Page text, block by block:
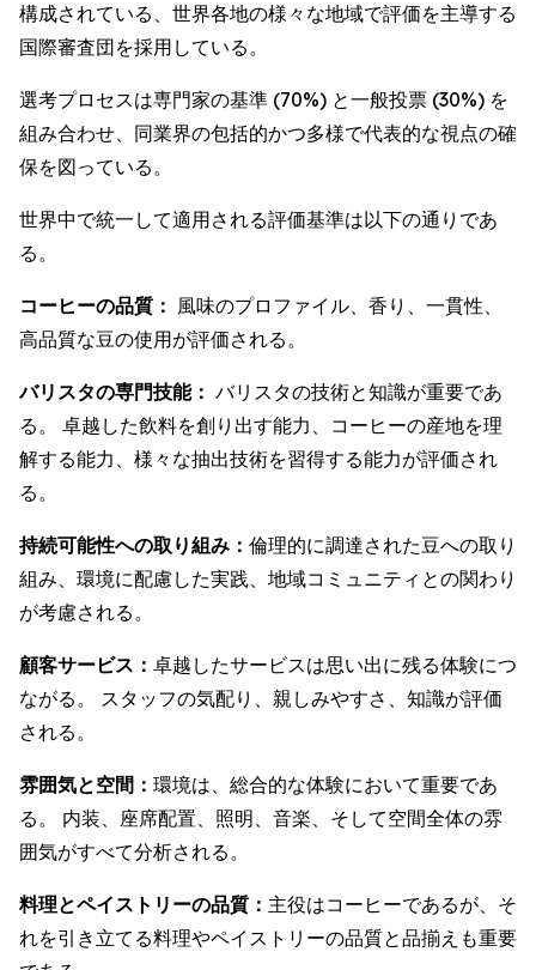
構成されている、世界各地の様々な地域で評価を主導する
国際審査団を採用している。
選考プロセスは専門家の基準 (70%) と一般投票 (30%) を
組み合わせ、同業界の包括的かつ多様で代表的な視点の確
保を図っている。
世界中で統一して適用される評価基準は以下の通りであ
る。
コーヒーの品質： 風味のプロファイル、香り、一貫性、
高品質な豆の使用が評価される。
バリスタの専門技能： バリスタの技術と知識が重要であ
る。 卓越した飲料を創り出す能力、コーヒーの産地を理
解する能力、様々な抽出技術を習得する能力が評価され
る。
持続可能性への取り組み： 倫理的に調達された豆への取り
組み、環境に配慮した実践、地域コミュニティとの関わり
が考慮される。
顧客サービス： 卓越したサービスは思い出に残る体験につ
ながる。 スタッフの気配り、親しみやすさ、知識が評価
される。
雰囲気と空間： 環境は、総合的な体験において重要であ
る。 内装、座席配置、照明、音楽、そして空間全体の雰
囲気がすべて分析される。
料理とペイストリーの品質： 主役はコーヒーであるが、そ
れを引き立てる料理やペイストリーの品質と品揃えも重要